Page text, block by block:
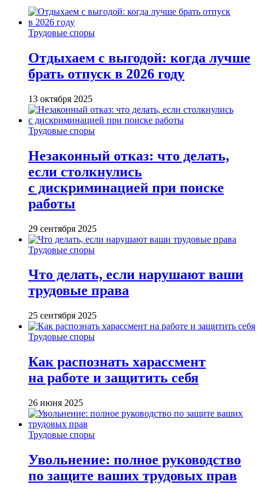
Трудовые споры
Отдыхаем с выгодой: когда лучше
брать отпуск в 2026 году
13 октября 2025
Трудовые споры
Незаконный отказ: что делать,
если столкнулись
с дискриминацией при поиске
работы
29 сентября 2025
Трудовые споры
Что делать, если нарушают ваши
трудовые права
25 сентября 2025
Трудовые споры
Как распознать харассмент
на работе и защитить себя
26 июня 2025
Трудовые споры
Увольнение: полное руководство
по защите ваших трудовых прав